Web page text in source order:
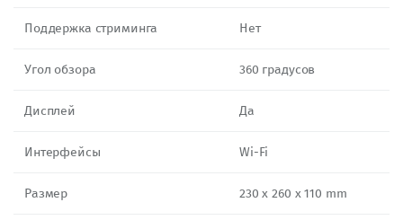
Поддержка стриминга Нет
Угол обзора 360 градусов
Дисплей Да
Интерфейсы Wi-Fi
Размер 230 x 260 x 110 mm